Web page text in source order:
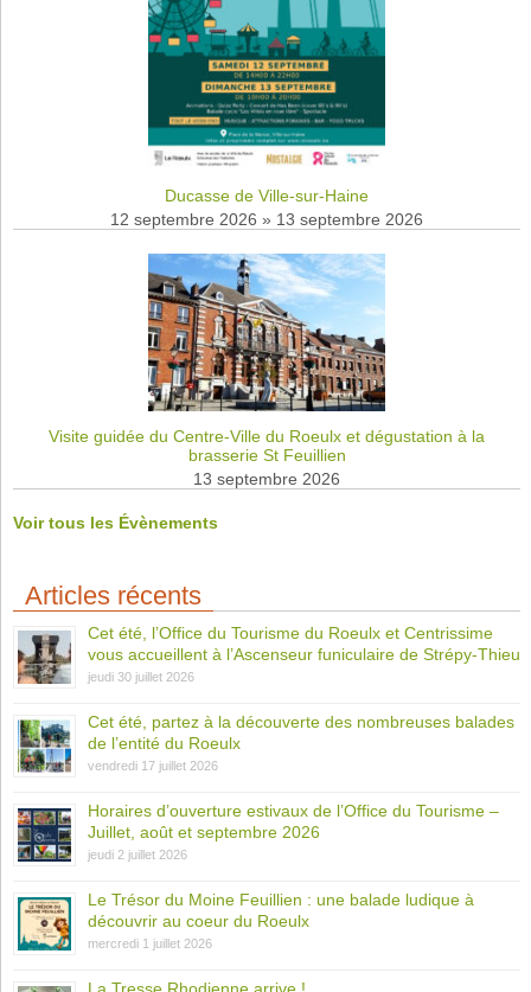
Ducasse de Ville-sur-Haine
12 septembre 2026 » 13 septembre 2026
Visite guidée du Centre-Ville du Roeulx et dégustation à la
brasserie St Feuillien
13 septembre 2026
Voir tous les Évènements
Articles récents
Cet été, l’Office du Tourisme du Roeulx et Centrissime
vous accueillent à l’Ascenseur funiculaire de Strépy-Thieu
jeudi 30 juillet 2026
Cet été, partez à la découverte des nombreuses balades
de l’entité du Roeulx
vendredi 17 juillet 2026
Horaires d’ouverture estivaux de l’Office du Tourisme –
Juillet, août et septembre 2026
jeudi 2 juillet 2026
Le Trésor du Moine Feuillien : une balade ludique à
découvrir au coeur du Roeulx
mercredi 1 juillet 2026